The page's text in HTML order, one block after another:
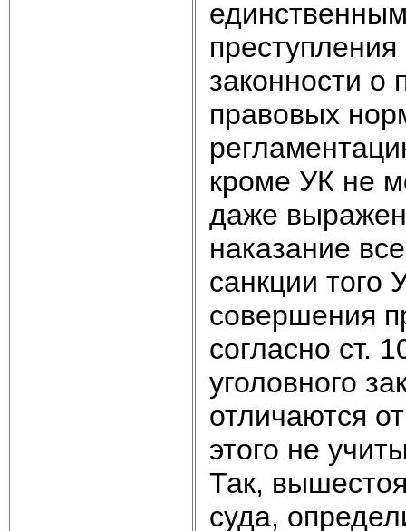
законности о
правовых
кроме УК не
даже
наказание
санкции того
совершения
согласно ст.
уголовного
отличаются
этого не
Так,
суда,